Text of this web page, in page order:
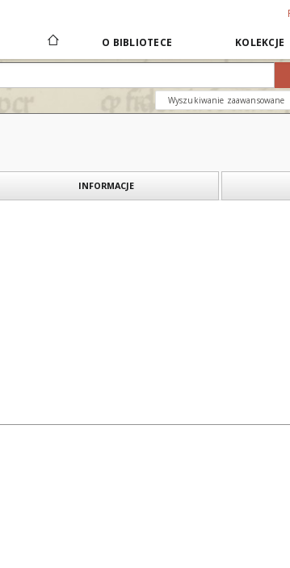
O BIBLIOTECE KOLEKCJE
Wyszukiwanie zaawansowane
INFORMACJE